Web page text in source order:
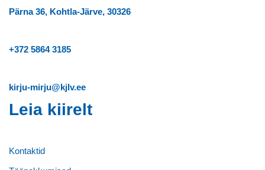
Pärna 36, Kohtla-Järve, 30326
+372 5864 3185
kirju-mirju@kjlv.ee
Leia kiirelt
Kontaktid